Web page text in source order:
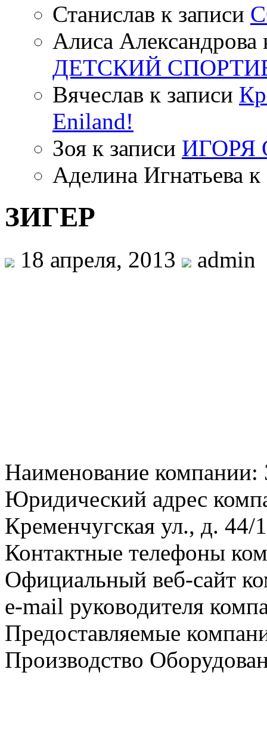
Станислав к записи
Алиса Александрова
ДЕТСКИЙ
Вячеслав к записи
Eniland!
Зоя к записи ИГОРЯ
Аделина Игнатьева к
ЗИГЕР
18 апреля, 2013 admin
Наименование
Юридический адрес
Кременчугская ул., д. 44/1
Контактные телефоны
Официальный веб-сайт
e-mail руководителя
Предоставляемые
Производство